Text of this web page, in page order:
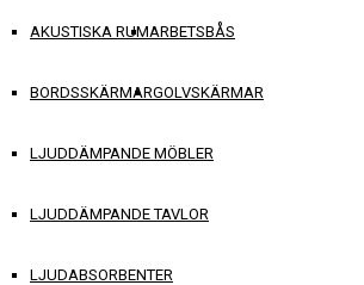
AKUSTISKA RUMARBETSBÅS
BORDSSKÄRMARGOLVSKÄRMAR
LJUDDÄMPANDE MÖBLER
LJUDDÄMPANDE TAVLOR
LJUDABSORBENTER